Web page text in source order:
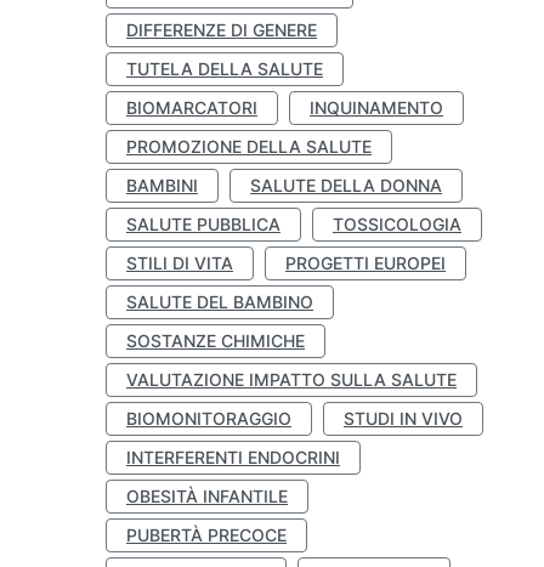
DIFFERENZE DI GENERE
TUTELA DELLA SALUTE
BIOMARCATORI
INQUINAMENTO
PROMOZIONE DELLA SALUTE
BAMBINI
SALUTE DELLA DONNA
SALUTE PUBBLICA
TOSSICOLOGIA
STILI DI VITA
PROGETTI EUROPEI
SALUTE DEL BAMBINO
SOSTANZE CHIMICHE
VALUTAZIONE IMPATTO SULLA SALUTE
BIOMONITORAGGIO
STUDI IN VIVO
INTERFERENTI ENDOCRINI
OBESITÀ INFANTILE
PUBERTÀ PRECOCE